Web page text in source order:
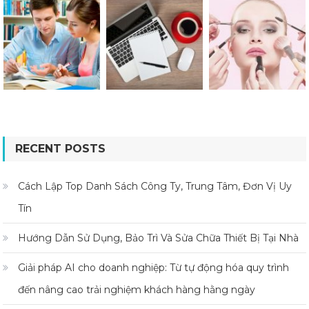
RECENT POSTS
Cách Lập Top Danh Sách Công Ty, Trung Tâm, Đơn Vị Uy
Tín
Hướng Dẫn Sử Dụng, Bảo Trì Và Sửa Chữa Thiết Bị Tại Nhà
Giải pháp AI cho doanh nghiệp: Từ tự động hóa quy trình
đến nâng cao trải nghiệm khách hàng hằng ngày